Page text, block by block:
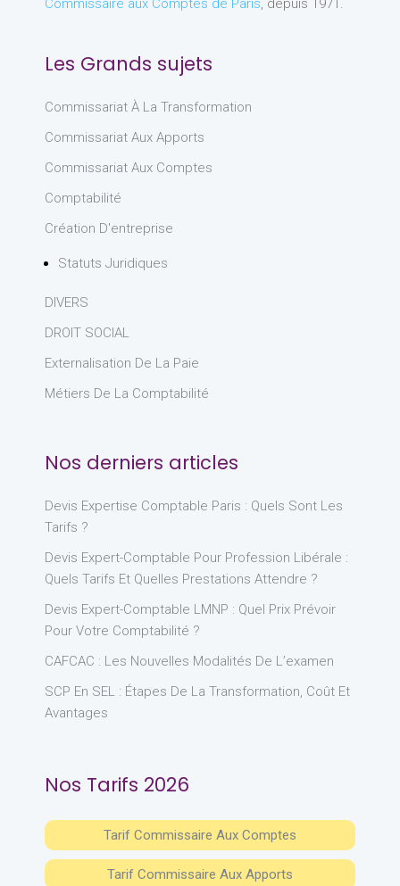
Commissaire aux Comptes de Paris, depuis 1971.
Les Grands sujets
Commissariat À La Transformation
Commissariat Aux Apports
Commissariat Aux Comptes
Comptabilité
Création D'entreprise
Statuts Juridiques
DIVERS
DROIT SOCIAL
Externalisation De La Paie
Métiers De La Comptabilité
Nos derniers articles
Devis Expertise Comptable Paris : Quels Sont Les
Tarifs ?
Devis Expert-Comptable Pour Profession Libérale :
Quels Tarifs Et Quelles Prestations Attendre ?
Devis Expert-Comptable LMNP : Quel Prix Prévoir
Pour Votre Comptabilité ?
CAFCAC : Les Nouvelles Modalités De L’examen
SCP En SEL : Étapes De La Transformation, Coût Et
Avantages
Nos Tarifs 2026
Tarif Commissaire Aux Comptes
Tarif Commissaire Aux Apports